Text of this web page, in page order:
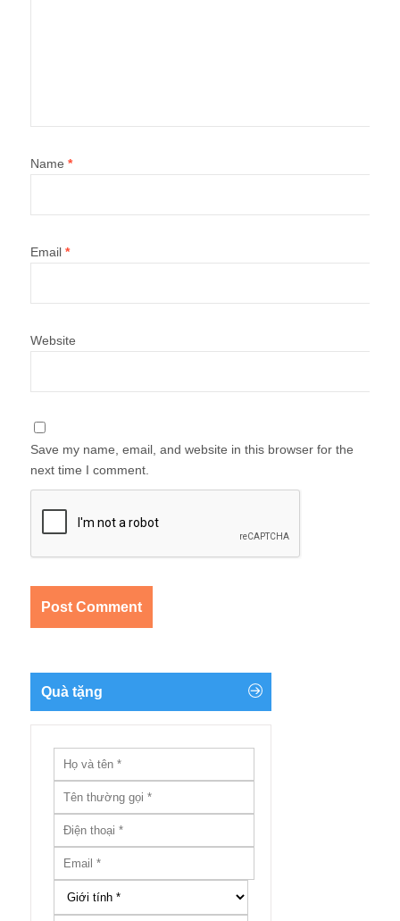
Name *
Email *
Website
Save my name, email, and website in this browser for the
next time I comment.
Quà tặng